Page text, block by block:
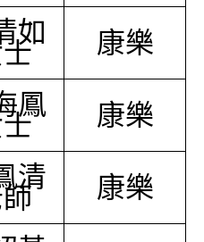
如 康樂
鳳 康樂
清 康樂